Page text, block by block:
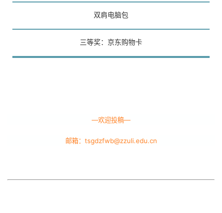
双肩电脑包
三等奖：京东购物卡
—欢迎投稿—
邮箱： tsgdzfwb@zzuli.edu.cn